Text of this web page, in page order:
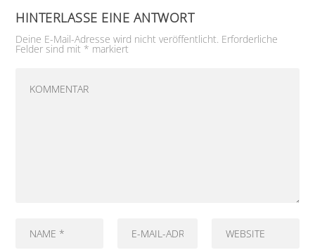
HINTERLASSE EINE ANTWORT
Deine E-Mail-Adresse wird nicht veröffentlicht. Erforderliche
Felder sind mit * markiert